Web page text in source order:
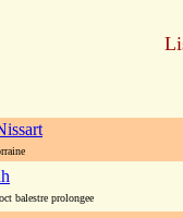
balestre prolongee